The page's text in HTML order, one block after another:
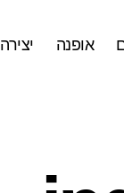
אופנה יצירה